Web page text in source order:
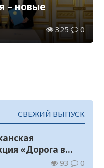
– новые
325 0
СВЕЖИЙ ВЫПУСК
«Дорога в
93 0